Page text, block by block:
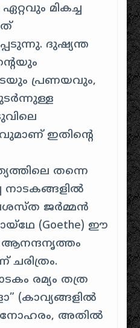
മികച്ച
ദുഷ്യന്ത
പ്രണയവും,
ഇതിന്റെ
തന്നെ
നാടകങ്ങളിൽ
ജർമ്മൻ
(Goethe) ഈ
ആനന്ദനൃത്തം
ചരിത്രം.
രമ്യം തത്ര
(കാവ്യങ്ങളിൽ
അതിൽ